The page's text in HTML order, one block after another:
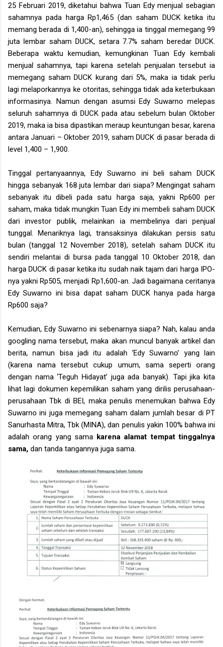
25 Februari 2019, diketahui bahwa Tuan Edy menjual sebagian
sahamnya pada harga Rp1,465 (dan saham DUCK ketika itu
memang berada di 1,400-an), sehingga ia tinggal memegang 99
juta lembar saham DUCK, setara 7.7% saham beredar DUCK.
Beberapa waktu kemudian, kemungkinan Tuan Edy kembali
menjual sahamnya, tapi karena setelah penjualan tersebut ia
memegang saham DUCK kurang dari 5%, maka ia tidak perlu
lagi melaporkannya ke otoritas, sehingga tidak ada keterbukaan
informasinya. Namun dengan asumsi Edy Suwarno melepas
seluruh sahamnya di DUCK pada atau sebelum bulan Oktober
2019, maka ia bisa dipastikan meraup keuntungan besar, karena
antara Januari – Oktober 2019, saham DUCK di pasar berada di
level 1,400 – 1,900.
Tinggal pertanyaannya, Edy Suwarno ini beli saham DUCK
hingga sebanyak 168 juta lembar dari siapa? Mengingat saham
sebanyak itu dibeli pada satu harga saja, yakni Rp600 per
saham, maka tidak mungkin Tuan Edy ini membeli saham DUCK
dari investor publik, melainkan ia membelinya dari penjual
tunggal. Menariknya lagi, transaksinya dilakukan persis satu
bulan (tanggal 12 November 2018), setelah saham DUCK itu
sendiri melantai di bursa pada tanggal 10 Oktober 2018, dan
harga DUCK di pasar ketika itu sudah naik tajam dari harga IPO-
nya yakni Rp505, menjadi Rp1,600-an. Jadi bagaimana ceritanya
Edy Suwarno ini bisa dapat saham DUCK hanya pada harga
Rp600 saja?
Kemudian, Edy Suwarno ini sebenarnya siapa? Nah, kalau anda
googling nama tersebut, maka akan muncul banyak artikel dan
berita, namun bisa jadi itu adalah ‘Edy Suwarno’ yang lain
(karena nama tersebut cukup umum, sama seperti orang
dengan nama ‘Teguh Hidayat’ juga ada banyak). Tapi jika kita
lihat lagi dokumen kepemilikan saham yang dirilis perusahaan-
perusahaan Tbk di BEI, maka penulis menemukan bahwa Edy
Suwarno ini juga memegang saham dalam jumlah besar di PT
Sanurhasta Mitra, Tbk (MINA), dan penulis yakin 100% bahwa ini
adalah orang yang sama karena alamat tempat tinggalnya
sama, dan tanda tangannya juga sama.